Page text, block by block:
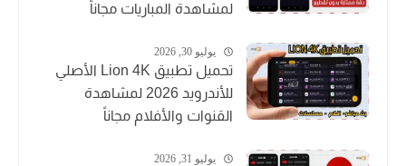
لمشاهدة المباريات مجاناً
يوليو 30, 2026
تحميل تطبيق Lion 4K الأصلي
للأندرويد 2026 لمشاهدة
القنوات والأفلام مجاناً
يوليو 31, 2026